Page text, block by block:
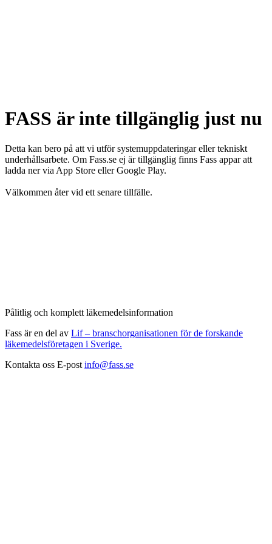
FASS är inte tillgänglig just nu
Detta kan bero på att vi utför systemuppdateringar eller tekniskt
underhållsarbete. Om Fass.se ej är tillgänglig finns Fass appar att
ladda ner via App Store eller Google Play.
Välkommen åter vid ett senare tillfälle.
Pålitlig och komplett läkemedelsinformation
Fass är en del av Lif – branschorganisationen för de forskande
läkemedelsföretagen i Sverige.
Kontakta oss E-post info@fass.se